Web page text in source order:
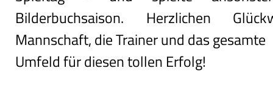
Bilderbuchsaison. Herzlichen
Mannschaft, die Trainer und das gesamte
Umfeld für diesen tollen Erfolg!